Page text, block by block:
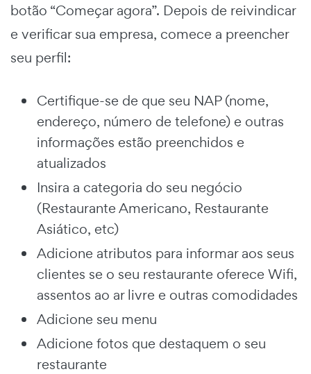
botão “Começar agora”. Depois de reivindicar
e verificar sua empresa, comece a preencher
seu perfil:
Certifique-se de que seu NAP (nome,
endereço, número de telefone) e outras
informações estão preenchidos e
atualizados
Insira a categoria do seu negócio
(Restaurante Americano, Restaurante
Asiático, etc)
Adicione atributos para informar aos seus
clientes se o seu restaurante oferece Wifi,
assentos ao ar livre e outras comodidades
Adicione seu menu
Adicione fotos que destaquem o seu
restaurante